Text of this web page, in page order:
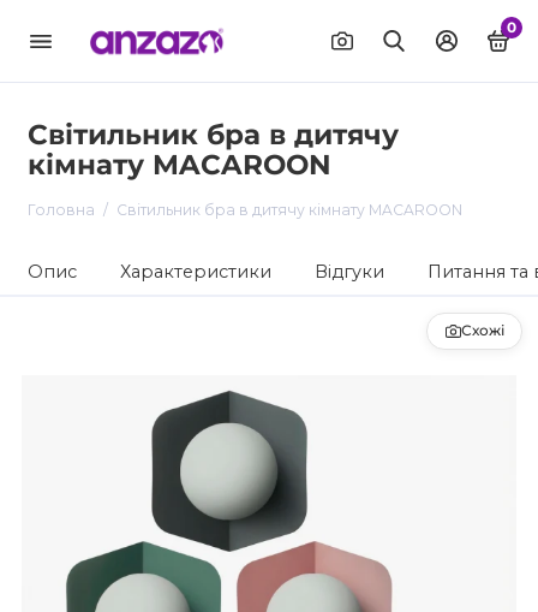
0
Світильник бра в дитячу
кімнату MACAROON
Головна Світильник бра в дитячу кімнату MACAROON
Опис Характеристики Відгуки Питання та
Схожі